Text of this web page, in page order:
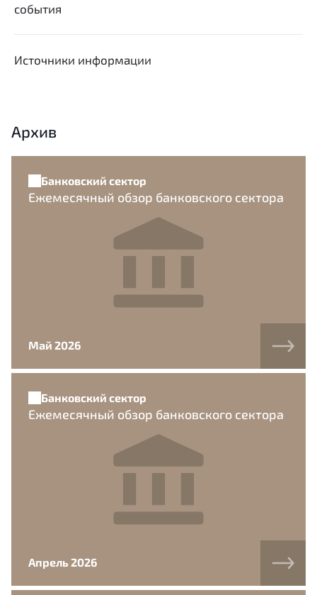
события
Источники информации
Архив
Банковский сектор
Ежемесячный обзор банковского сектора
Май 2026
Банковский сектор
Ежемесячный обзор банковского сектора
Апрель 2026